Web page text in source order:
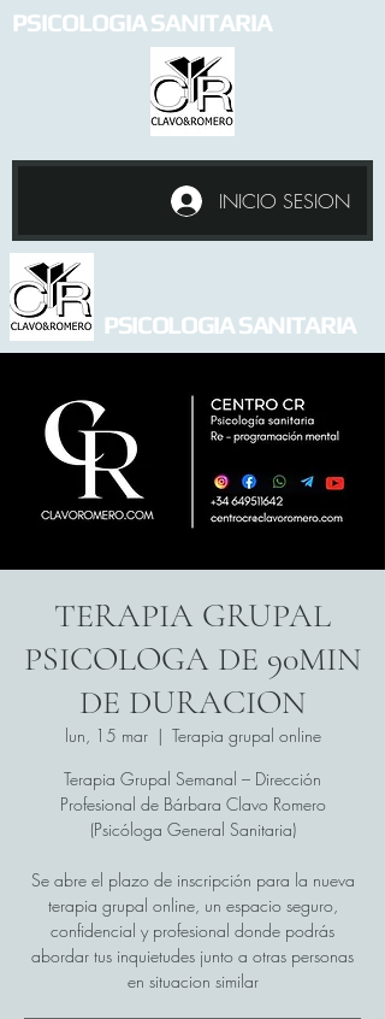
PSICOLOGIA SANITARIA
INICIO SESION
PSICOLOGIA SANITARIA
TERAPIA GRUPAL
PSICOLOGA DE 90MIN
DE DURACION
lun, 15 mar
  |
Terapia grupal online
Terapia Grupal Semanal – Dirección
Profesional de Bárbara Clavo Romero
(Psicóloga General Sanitaria)
Se abre el plazo de inscripción para la nueva
terapia grupal online, un espacio seguro,
confidencial y profesional donde podrás
abordar tus inquietudes junto a otras personas
en situacion similar